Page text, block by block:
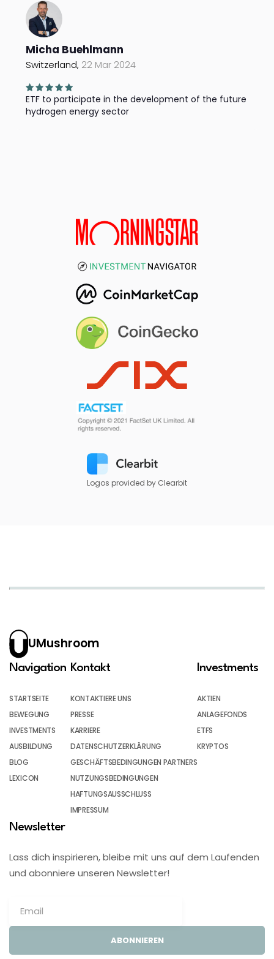
Micha Buehlmann
Switzerland, 22 Mar 2024
ETF to participate in the development of the future
hydrogen energy sector
Logos provided by Clearbit
UMushroom
Navigation
STARTSEITE
BEWEGUNG
INVESTMENTS
AUSBILDUNG
BLOG
LEXICON
Kontakt
KONTAKTIERE UNS
PRESSE
KARRIERE
DATENSCHUTZERKLÄRUNG
GESCHÄFTSBEDINGUNGEN PARTNERS
NUTZUNGSBEDINGUNGEN
HAFTUNGSAUSSCHLUSS
IMPRESSUM
Investments
AKTIEN
ANLAGEFONDS
ETFS
KRYPTOS
Newsletter
Lass dich inspirieren, bleibe mit uns auf dem Laufenden
und abonniere unseren Newsletter!
ABONNIEREN